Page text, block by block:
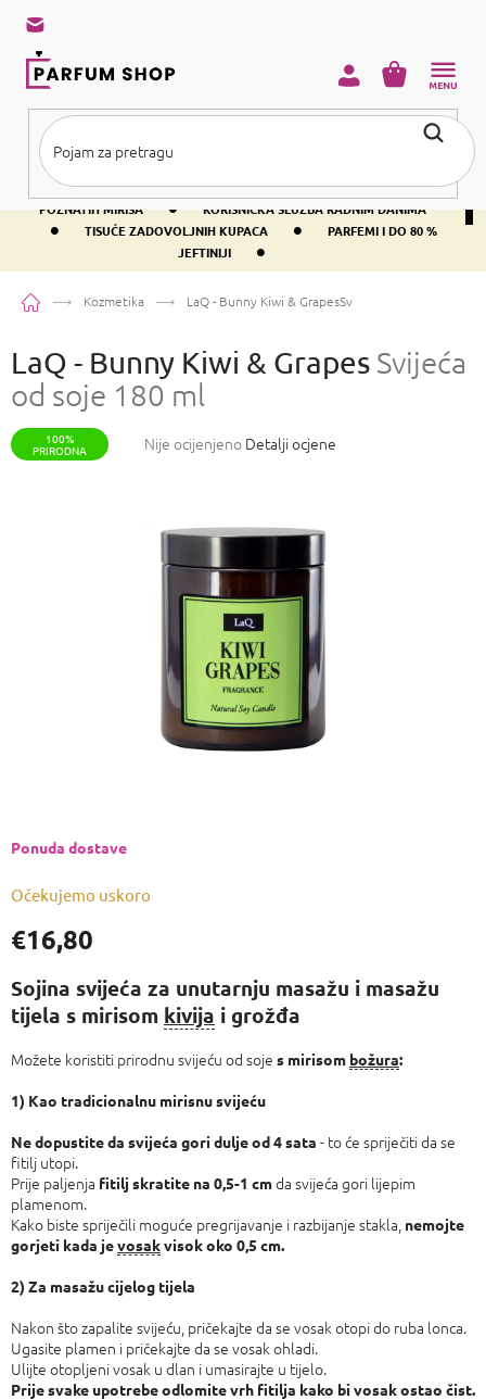
sadržaj
BESPLATNA DOSTAVA IZNAD PRIBLIŽNO 37 € •
400+ SVJETSKI
POZNATIH MIRISA
• KORISNIČKA SLUŽBA RADNIM DANIMA
• TISUĆE ZADOVOLJNIH KUPACA •
PARFEMI I DO 80 %
JEFTINIJI
•
KOŠARICA
PočetnaKozmetika LaQ - Bunny Kiwi & GrapesSvijeća od soje 180 ml
LaQ - Bunny Kiwi & Grapes Svijeća
od soje 180 ml
100%
PRIRODNA
Prosječna
0,0
Nije ocijenjeno Detalji ocjene
€16,80
cijenu:
Očekujemo uskoro
Ponuda dostave
Sojina svijeća za unutarnju masažu i masažu
tijela s mirisom kivija i grožđa
Možete koristiti prirodnu svijeću od soje s mirisom božura:
1) Kao tradicionalnu mirisnu svijeću
Ne dopustite da svijeća gori dulje od 4 sata - to će spriječiti da se
fitilj utopi.
Prije paljenja fitilj skratite na 0,5-1 cmda svijeća gori lijepim
plamenom.
Kako biste spriječili moguće pregrijavanje i razbijanje stakla, nemojte
gorjeti kada jevosakvisok oko 0,5 cm.
2) Za masažu cijelog tijela
Nakon što zapalite svijeću, pričekajte da se vosak otopi do ruba lonca.
Ugasite plamen i pričekajte da se vosak ohladi.
Ulijte otopljeni vosak u dlan i umasirajte u tijelo.
Prije svake upotrebe odlomite vrh fitilja kako bi vosak ostao čist.